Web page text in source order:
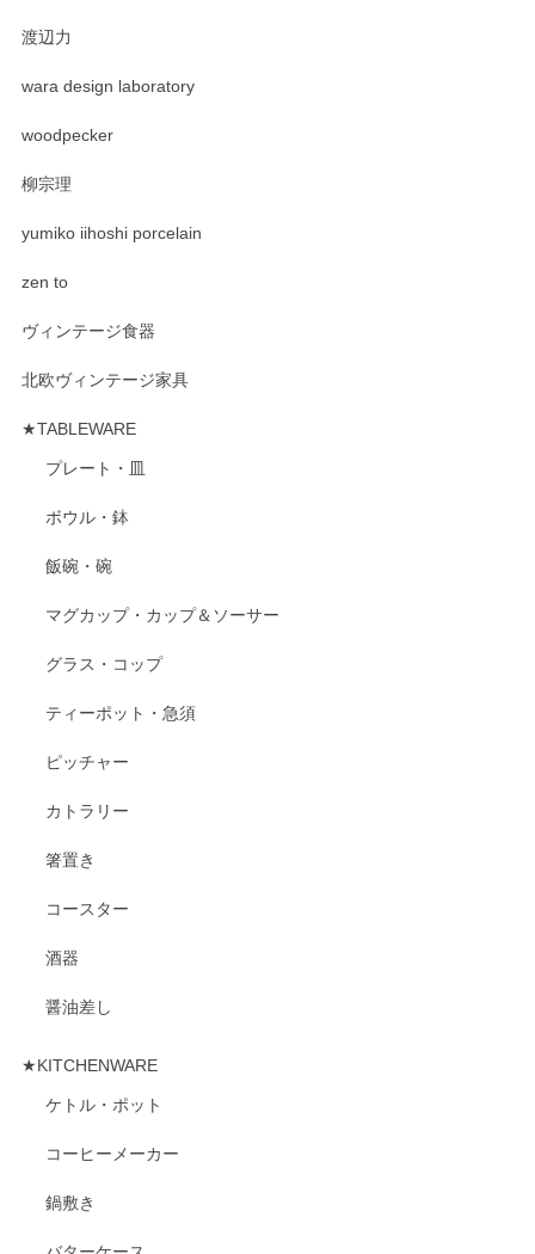
渡辺力
wara design laboratory
woodpecker
柳宗理
yumiko iihoshi porcelain
zen to
ヴィンテージ食器
北欧ヴィンテージ家具
★TABLEWARE
プレート・皿
ボウル・鉢
飯碗・碗
マグカップ・カップ＆ソーサー
グラス・コップ
ティーポット・急須
ピッチャー
カトラリー
箸置き
コースター
酒器
醤油差し
★KITCHENWARE
ケトル・ポット
コーヒーメーカー
鍋敷き